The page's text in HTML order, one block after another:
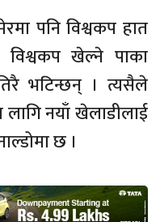
पनि विश्वकप हात
विश्वकप खेल्ने पाका
भटिन्छन् । त्यसैले
लागि नयाँ खेलाडीलाई
छ ।